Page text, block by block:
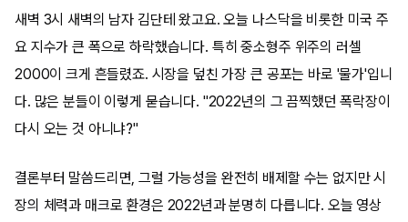
새벽 3시 새벽의 남자 김단테 왔고요. 오늘 나스닥을 비롯한 미국 주
요 지수가 큰 폭으로 하락했습니다. 특히 중소형주 위주의 러셀
2000이 크게 흔들렸죠. 시장을 덮친 가장 큰 공포는 바로 '물가'입니
다. 많은 분들이 이렇게 묻습니다. "2022년의 그 끔찍했던 폭락장이
다시 오는 것 아니냐?"
결론부터 말씀드리면, 그럴 가능성을 완전히 배제할 수는 없지만 시
장의 체력과 매크로 환경은 2022년과 분명히 다릅니다. 오늘 영상